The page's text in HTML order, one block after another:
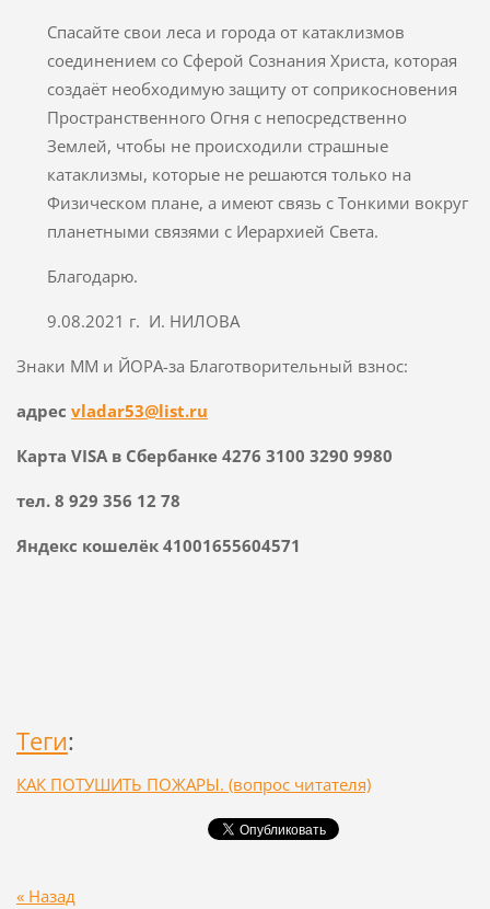
Спасайте свои леса и города от катаклизмов
соединением со Сферой Сознания Христа, которая
создаёт необходимую защиту от соприкосновения
Пространственного Огня с непосредственно
Землей, чтобы не происходили страшные
катаклизмы, которые не решаются только на
Физическом плане, а имеют связь с Тонкими вокруг
планетными связями с Иерархией Света.
Благодарю.
9.08.2021 г. И. НИЛОВА
Знаки ММ и ЙОРА-за Благотворительный взнос:
адрес vladar53@list.ru
Карта VISA в Сбербанке 4276 3100 3290 9980
тел. 8 929 356 12 78
Яндекс кошелёк 41001655604571
Теги:
КАК ПОТУШИТЬ ПОЖАРЫ. (вопрос читателя)
« Назад